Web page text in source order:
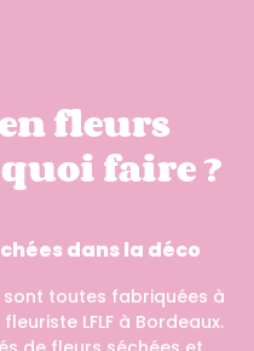
fleurs
faire ?
dans la déco
toutes fabriquées à
LFLF à Bordeaux.